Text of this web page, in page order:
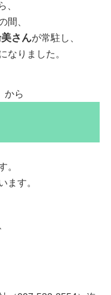
、
、
さんが常駐し、
なりました。
から
。
す。